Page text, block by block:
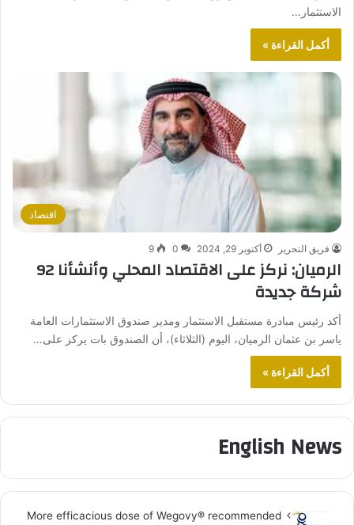
الاستثمار…
أكمل القراءة »
اقتصاد
فريق التحرير أكتوبر 29, 2024 0
9
الرميان: نركز على الاقتصاد المحلي وأنشأنا 92
شركة جديدة
أكد رئيس مبادرة مستقبل الاستثمار ومدير صندوق الاستثمارات العامة
ياسر بن عثمان الرميان، اليوم (الثلاثاء)، أن الصندوق بات يركز على…
أكمل القراءة »
English News
More efficacious dose of Wegovy®️ recommended